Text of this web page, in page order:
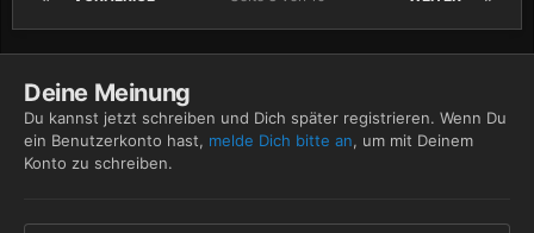
Deine Meinung
Du kannst jetzt schreiben und Dich später registrieren. Wenn Du
ein Benutzerkonto hast, melde Dich bitte an, um mit Deinem
Konto zu schreiben.